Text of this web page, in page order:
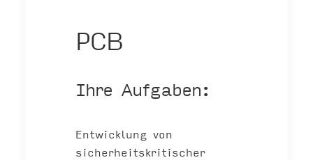
PCB
Ihre Aufgaben:
Entwicklung von
sicherheitskritischer